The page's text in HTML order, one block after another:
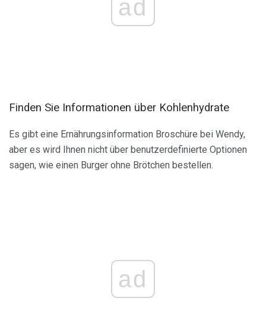
ad
Finden Sie Informationen über Kohlenhydrate
Es gibt eine Ernährungsinformation Broschüre bei Wendy,
aber es wird Ihnen nicht über benutzerdefinierte Optionen
sagen, wie einen Burger ohne Brötchen bestellen.
ad